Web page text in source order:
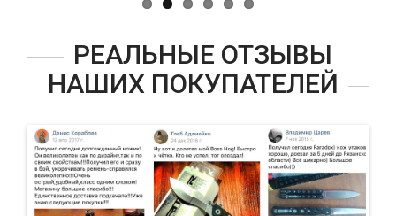
РЕАЛЬНЫЕ ОТЗЫВЫ
НАШИХ ПОКУПАТЕЛЕЙ